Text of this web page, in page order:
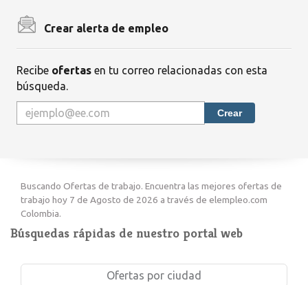
Crear alerta de empleo
Recibe ofertas en tu correo relacionadas con esta
búsqueda.
Crear
Buscando Ofertas de trabajo. Encuentra las mejores ofertas de
trabajo hoy 7 de Agosto de 2026 a través de elempleo.com
Colombia.
Búsquedas rápidas de nuestro portal web
Ofertas por ciudad